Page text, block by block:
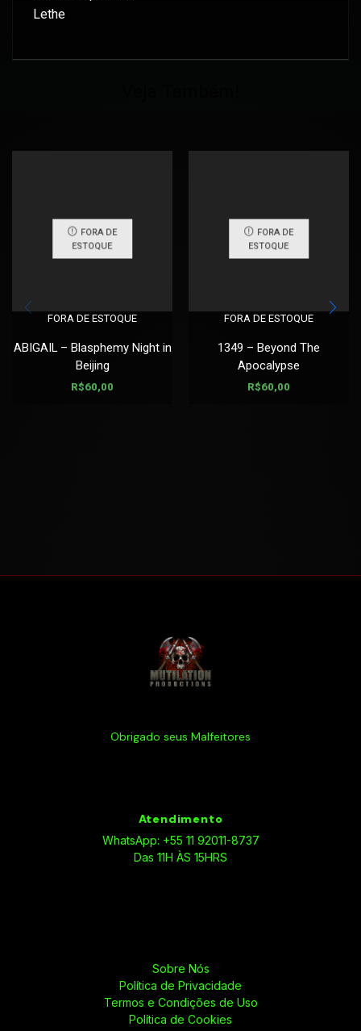
Lethe
FORA DE
ESTOQUE
FORA DE ESTOQUE
ABIGAIL – Blasphemy Night in
Beijing
R$60,00
FORA DE
ESTOQUE
FORA DE ESTOQUE
1349 – Beyond The
Apocalypse
R$60,00
Obrigado seus Malfeitores
Atendimento
WhatsApp: +55 11 92011-8737
Das 11H ÀS 15HRS
Sobre Nós
Política de Privacidade
Termos e Condições de Uso
Política de Cookies